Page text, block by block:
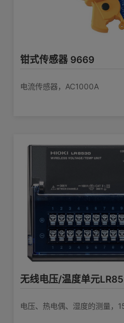
钳式传感器 9669
电流传感器，AC1000A
无线电压/温度单元
电压、热电偶、湿度的测量，